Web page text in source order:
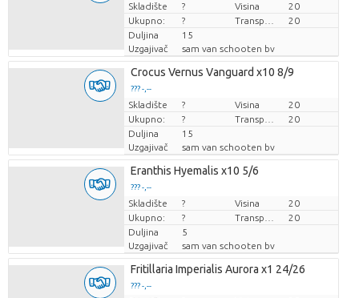
Cijena po komadu
Skladište ? Visina
20
Ukupno:
?
20
Duljina
15
Uzgajivač
sam van schooten bv
Crocus Vernus Vanguard x10 8/9
??? -,--
Cijena po komadu
Skladište ? Visina
20
Ukupno:
?
20
Duljina
15
Uzgajivač
sam van schooten bv
Eranthis Hyemalis x10 5/6
??? -,--
Cijena po komadu
Skladište ? Visina
20
Ukupno:
?
20
Duljina
5
Uzgajivač
sam van schooten bv
Fritillaria Imperialis Aurora x1 24/26
??? -,--